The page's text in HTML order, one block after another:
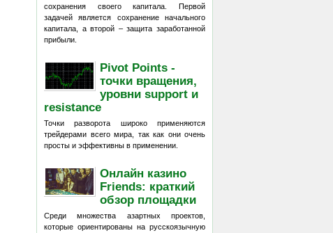
сохранения своего капитала. Первой
задачей является сохранение начального
капитала, а второй – защита заработанной
прибыли.
Pivot Points -
точки вращения,
уровни support и
resistance
Точки разворота широко применяются
трейдерами всего мира, так как они очень
просты и эффективны в применении.
Онлайн казино
Friends: краткий
обзор площадки
Среди множества азартных проектов,
которые ориентированы на русскоязычную